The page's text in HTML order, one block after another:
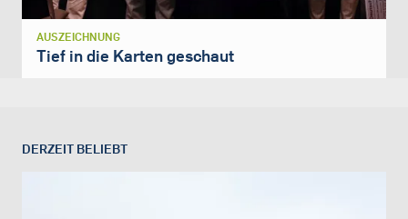
AUSZEICHNUNG
Tief in die Karten geschaut
DERZEIT BELIEBT